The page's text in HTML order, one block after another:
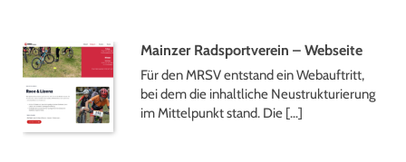
Mainzer Radsportverein – Webseite
Für den MRSV entstand ein Webauftritt,
bei dem die inhaltliche Neustrukturierung
im Mittelpunkt stand. Die […]